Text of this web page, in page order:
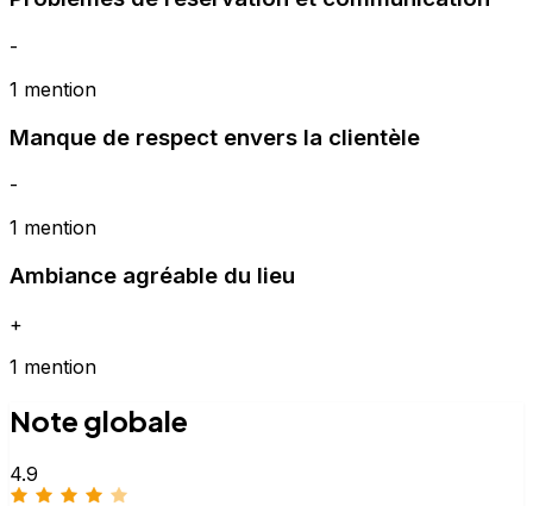
-
1 mention
Manque de respect envers la clientèle
-
1 mention
Ambiance agréable du lieu
+
1 mention
Note globale
4.9